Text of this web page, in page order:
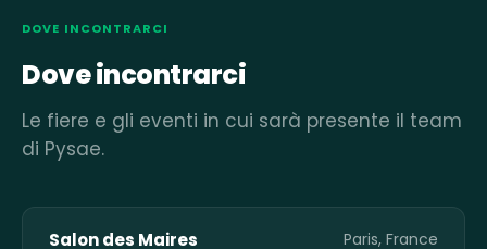
DOVE INCONTRARCI
Dove incontrarci
Le fiere e gli eventi in cui sarà presente il team
di Pysae.
Salon des Maires
Paris, France